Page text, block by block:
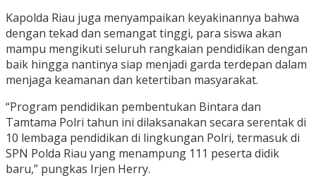
Kapolda Riau juga menyampaikan keyakinannya bahwa
dengan tekad dan semangat tinggi, para siswa akan
mampu mengikuti seluruh rangkaian pendidikan dengan
baik hingga nantinya siap menjadi garda terdepan dalam
menjaga keamanan dan ketertiban masyarakat.
“Program pendidikan pembentukan Bintara dan
Tamtama Polri tahun ini dilaksanakan secara serentak di
10 lembaga pendidikan di lingkungan Polri, termasuk di
SPN Polda Riau yang menampung 111 peserta didik
baru,” pungkas Irjen Herry.